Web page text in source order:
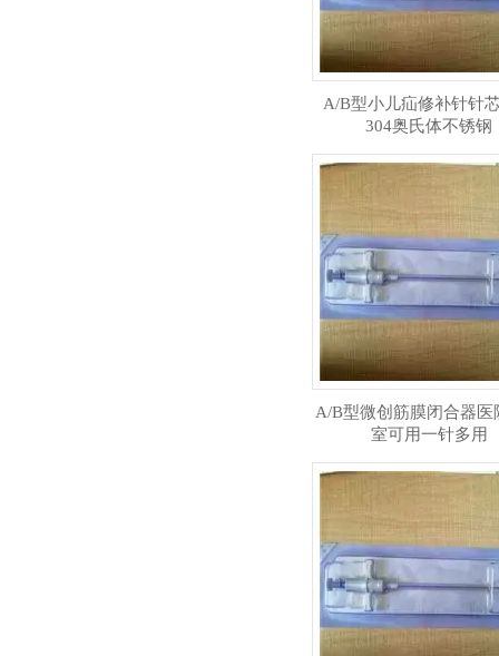
A/B型小儿疝修补针针
304奥氏体不锈钢
A/B型微创筋膜闭合器医
室可用一针多用